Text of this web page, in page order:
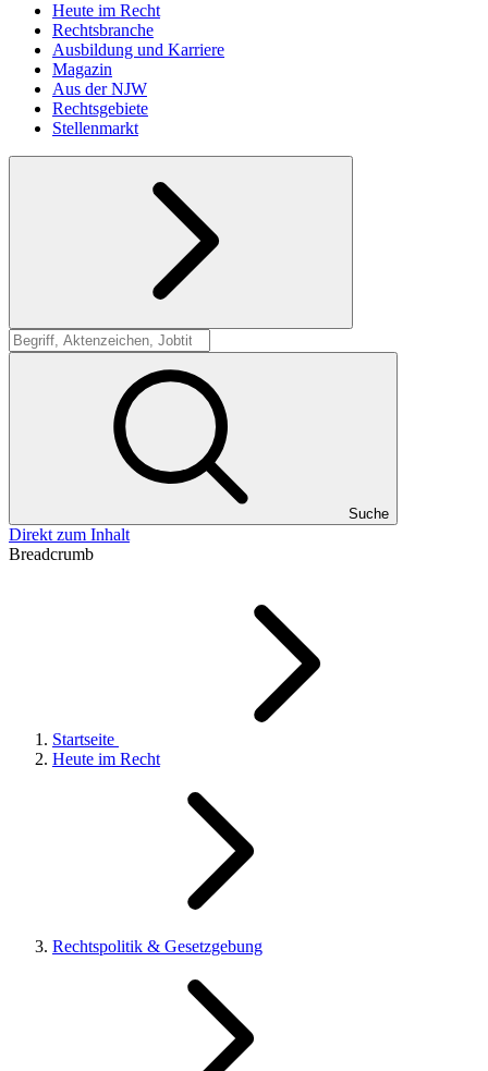
Heute im Recht
Rechtsbranche
Ausbildung und Karriere
Magazin
Aus der NJW
Rechtsgebiete
Stellenmarkt
Suche
Suche
Direkt zum Inhalt
Breadcrumb
Startseite
Heute im Recht
Rechtspolitik & Gesetzgebung